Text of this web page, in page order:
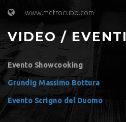
www.metrocubo.com
VIDEO / EVENTI
Evento Showcooking
Grundig Massimo Bottura
Evento Scrigno del Duomo